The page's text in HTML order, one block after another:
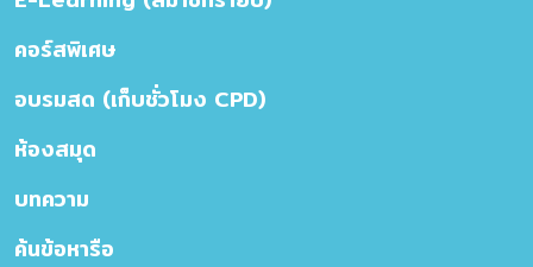
คอร์สพิเศษ
อบรมสด (เก็บชั่วโมง CPD)
ห้องสมุด
บทความ
ค้นข้อหารือ